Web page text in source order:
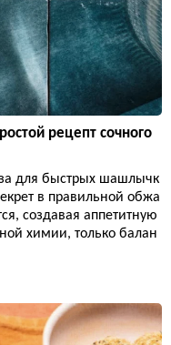
рецепт сочного
для быстрых шашлычк
в правильной обжа
создавая аппетитную
химии, только балан